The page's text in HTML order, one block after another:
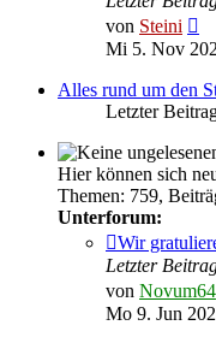
von Steini
Mi 5. Nov
Alles rund um den
Letzter
Hier können sich
Themen: 759,
Unterforum:
Wir
Letzter
von Novum64
Mo 9. Jun